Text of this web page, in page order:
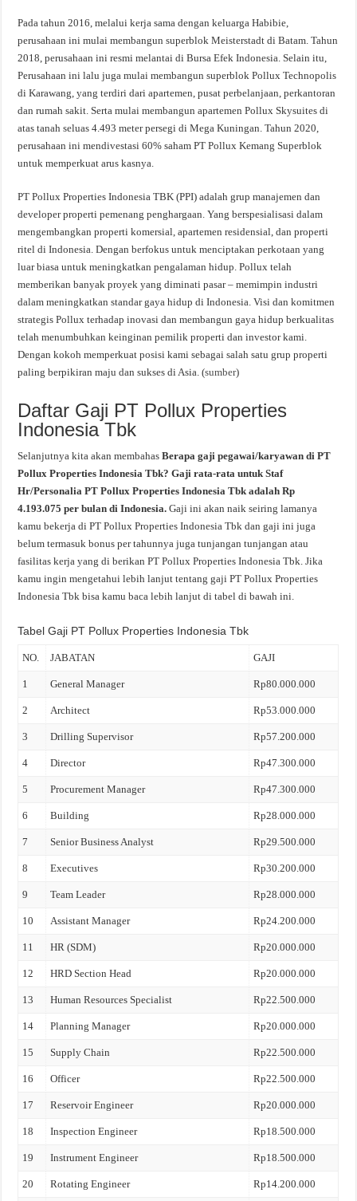
Pada tahun 2016, melalui kerja sama dengan keluarga Habibie,
perusahaan ini mulai membangun superblok Meisterstadt di Batam. Tahun
2018, perusahaan ini resmi melantai di Bursa Efek Indonesia. Selain itu,
Perusahaan ini lalu juga mulai membangun superblok Pollux Technopolis
di Karawang, yang terdiri dari apartemen, pusat perbelanjaan, perkantoran
dan rumah sakit. Serta mulai membangun apartemen Pollux Skysuites di
atas tanah seluas 4.493 meter persegi di Mega Kuningan. Tahun 2020,
perusahaan ini mendivestasi 60% saham PT Pollux Kemang Superblok
untuk memperkuat arus kasnya.
PT Pollux Properties Indonesia TBK (PPI) adalah grup manajemen dan
developer properti pemenang penghargaan. Yang berspesialisasi dalam
mengembangkan properti komersial, apartemen residensial, dan properti
ritel di Indonesia. Dengan berfokus untuk menciptakan perkotaan yang
luar biasa untuk meningkatkan pengalaman hidup. Pollux telah
memberikan banyak proyek yang diminati pasar – memimpin industri
dalam meningkatkan standar gaya hidup di Indonesia. Visi dan komitmen
strategis Pollux terhadap inovasi dan membangun gaya hidup berkualitas
telah menumbuhkan keinginan pemilik properti dan investor kami.
Dengan kokoh memperkuat posisi kami sebagai salah satu grup properti
paling berpikiran maju dan sukses di Asia. (sumber)
Daftar Gaji PT Pollux Properties
Indonesia Tbk
Selanjutnya kita akan membahasBerapa gaji pegawai/karyawan di PT
Pollux Properties Indonesia Tbk? Gaji rata-rata untuk Staf
Hr/Personalia PT Pollux Properties Indonesia Tbk adalah Rp
4.193.075 per bulan di Indonesia.Gaji ini akan naik seiring lamanya
kamu bekerja di PT Pollux Properties Indonesia Tbk dan gaji ini juga
belum termasuk bonus per tahunnya juga tunjangan tunjangan atau
fasilitas kerja yang di berikan PT Pollux Properties Indonesia Tbk. Jika
kamu ingin mengetahui lebih lanjut tentang gaji PT Pollux Properties
Indonesia Tbk bisa kamu baca lebih lanjut di tabel di bawah ini.
Tabel Gaji PT Pollux Properties Indonesia Tbk
NO. JABATAN GAJI
1 General Manager Rp80.000.000
2 Architect Rp53.000.000
3 Drilling Supervisor Rp57.200.000
4 Director Rp47.300.000
5 Procurement Manager Rp47.300.000
6 Building Rp28.000.000
7 Senior Business Analyst Rp29.500.000
8 Executives Rp30.200.000
9 Team Leader Rp28.000.000
10 Assistant Manager Rp24.200.000
11 HR (SDM) Rp20.000.000
12 HRD Section Head Rp20.000.000
13 Human Resources Specialist Rp22.500.000
14 Planning Manager Rp20.000.000
15 Supply Chain Rp22.500.000
16 Officer Rp22.500.000
17 Reservoir Engineer Rp20.000.000
18 Inspection Engineer Rp18.500.000
19 Instrument Engineer Rp18.500.000
20 Rotating Engineer Rp14.200.000